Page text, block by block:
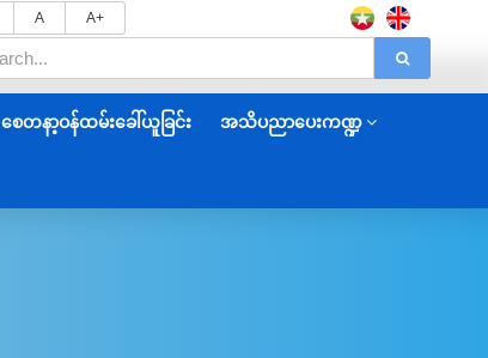
A A+
စေတနာ့ဝန်ထမ်းခေါ်ယူခြင်း အသိပညာပေးကဏ္ဍ